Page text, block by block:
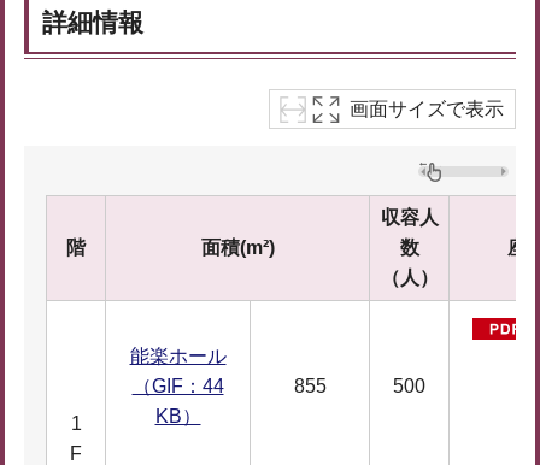
詳細情報
画面サイズで表示
階 面積(m²)
収容人
数
（人）
座
1
F
能楽ホール
（GIF：44
KB）
855 500